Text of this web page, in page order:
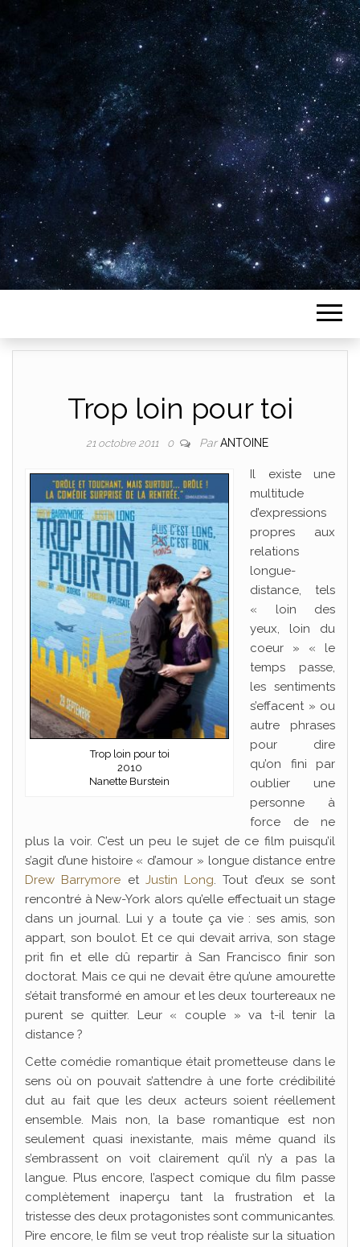
Plus de 2800 critiques de films
Trop loin pour toi
21 octobre 2011 0 ParANTOINE
Trop loin pour toi
2010
Nanette Burstein
Il existe une
multitude
d’expressions
propres aux
relations
longue-
distance, tels
« loin des
yeux, loin du
coeur » « le
temps passe,
les sentiments
s’effacent » ou
autre phrases
pour dire
qu’on fini par
oublier une
personne à
force de ne
plus la voir. C’est un peu le sujet de ce film puisqu’il
s’agit d’une histoire « d’amour » longue distance entre
Drew Barrymore et Justin Long. Tout d’eux se sont
rencontré à New-York alors qu’elle effectuait un stage
dans un journal. Lui y a toute ça vie : ses amis, son
appart, son boulot. Et ce qui devait arriva, son stage
prit fin et elle dû repartir à San Francisco finir son
doctorat. Mais ce qui ne devait être qu’une amourette
s’était transformé en amour et les deux tourtereaux ne
purent se quitter. Leur « couple » va t-il tenir la
distance ?
Cette comédie romantique était prometteuse dans le
sens où on pouvait s’attendre à une forte crédibilité
dut au fait que les deux acteurs soient réellement
ensemble. Mais non, la base romantique est non
seulement quasi inexistante, mais même quand ils
s’embrassent on voit clairement qu’il n’y a pas la
langue. Plus encore, l’aspect comique du film passe
complètement inaperçu tant la frustration et la
tristesse des deux protagonistes sont communicantes.
Pire encore, le film se veut trop réaliste sur la situation